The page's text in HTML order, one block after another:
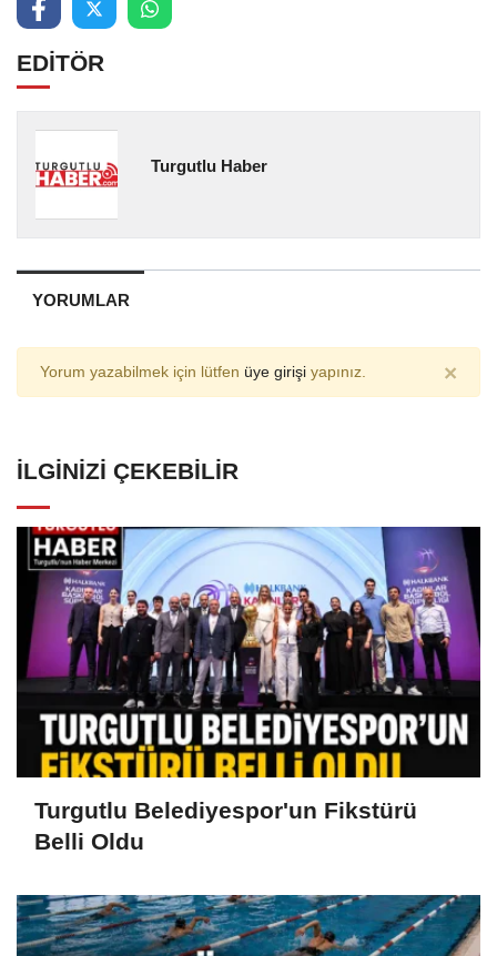
EDİTÖR
Turgutlu Haber
YORUMLAR
Yorum yazabilmek için lütfen üye girişi yapınız. ×
İLGINIZI ÇEKEBILIR
Turgutlu Belediyespor'un Fikstürü
Belli Oldu